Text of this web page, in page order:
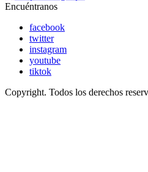
Encuéntranos
facebook
twitter
instagram
youtube
tiktok
Copyright. Todos los derechos